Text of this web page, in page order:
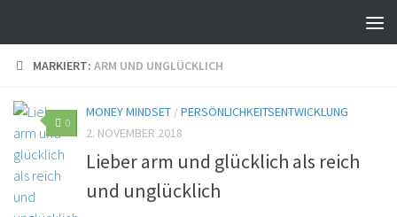
MARKIERT: ARM UND UNGLÜCKLICH
0
MONEY MINDSET /PERSÖNLICHKEITSENTWICKLUNG
2. NOVEMBER 2018
Lieber arm und glücklich als reich
und unglücklich